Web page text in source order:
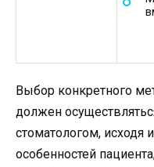
Выбор конкретного
должен
стоматологом, исходя
особенностей